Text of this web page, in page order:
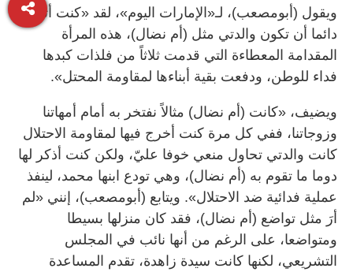
ويقول (أبومصعب)، لـ«الإمارات اليوم»، لقد «كنت أتمنى
دائما أن تكون والدتي مثل (أم نضال)، هذه المرأة
المقدامة المعطاءة التي قدمت ثلاثاً من فلذات كبدها
فداء للوطن، ودفعت بقية أبناءها لمقاومة المحتل».
ويضيف، «كانت (أم نضال) مثالاً نفتخر به أمام أمهاتنا
وزوجاتنا، ففي كل مرة كنت أخرج فيها لمقاومة الاحتلال
كانت والدتي تحاول منعي خوفا عليّ، ولكن كنت أذكر لها
دوما ما تقوم به (أم نضال)، وهي تودع ابنها محمد، لينفذ
عملية فدائية ضد الاحتلال». ويتابع (أبومصعب)، إنني «لم
أرَ مثل تواضع (أم نضال)، فقد كان منزلها بسيطا
ومتواضعا، على الرغم من أنها نائب في المجلس
التشريعي، لكنها كانت سيدة زاهدة، تقدم المساعدة